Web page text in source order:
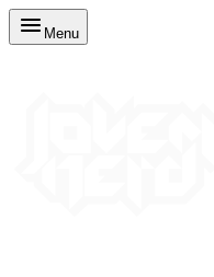
Menu